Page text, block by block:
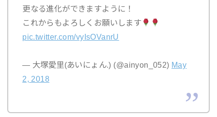
更なる進化ができますように！
これからもよろしくお願いします
pic.twitter.com/vyIsOVanrU
— 大塚愛里(あいにょん.) (@ainyon_052) May
2, 2018